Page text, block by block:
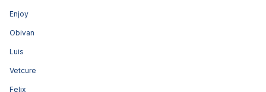
Enjoy
Obivan
Luis
Vetcure
Felix